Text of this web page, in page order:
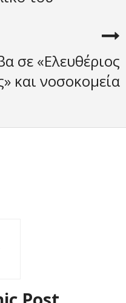
σε «Ελευθέριος
και νοσοκομεία